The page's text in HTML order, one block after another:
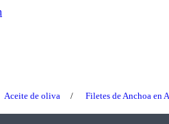
Aceite de oliva / Filetes de Anchoa en